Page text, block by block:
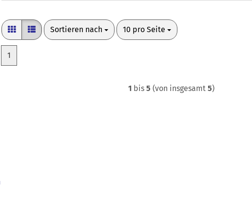
Sortieren nach
Sortieren nach 10 pro Seite
pro Seite
1
1 bis 5 (von insgesamt 5)